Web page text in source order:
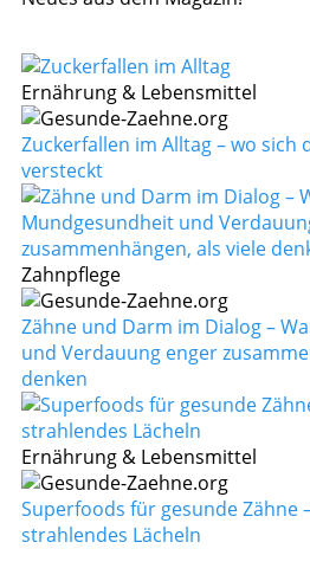
Ernährung & Lebensmittel
Zuckerfallen im Alltag – wo sich
versteckt
Zahnpflege
Zähne und Darm im Dialog –
und Verdauung enger
denken
Ernährung & Lebensmittel
Superfoods für gesunde Zähne
strahlendes Lächeln